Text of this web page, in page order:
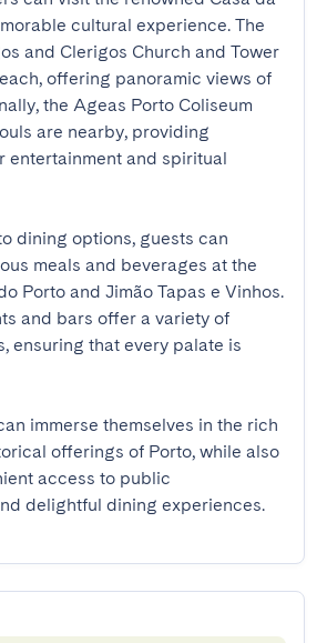
cultural experience. The
and Clerigos Church and Tower
offering panoramic views of
the Ageas Porto Coliseum
are nearby, providing
entertainment and spiritual
dining options, guests can
meals and beverages at the
Porto and Jimão Tapas e Vinhos.
and bars offer a variety of
ensuring that every palate is
immerse themselves in the rich
offerings of Porto, while also
access to public
delightful dining experiences.